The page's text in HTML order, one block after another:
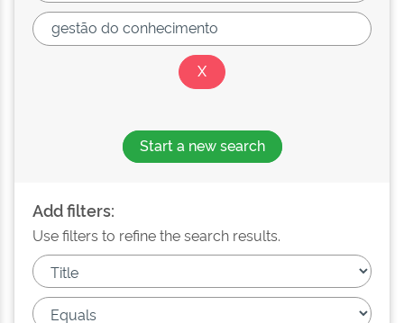
Start a new search
Add filters:
Use filters to refine the search results.